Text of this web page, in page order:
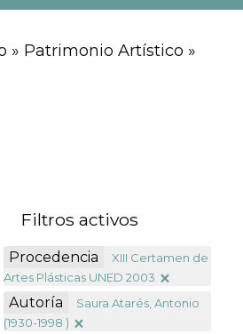
» Patrimonio Artístico »
Filtros activos
Procedencia
XIII Certamen de
Artes Plásticas UNED 2003
Autoría
Saura Atarés, Antonio
(1930-1998 )